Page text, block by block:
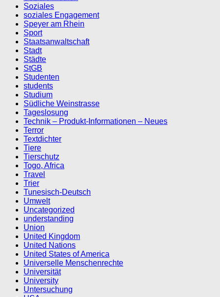
Soziales
soziales Engagement
Speyer am Rhein
Sport
Staatsanwaltschaft
Stadt
Städte
StGB
Studenten
students
Studium
Südliche Weinstrasse
Tageslosung
Technik – Produkt-Informationen – Neues
Terror
Textdichter
Tiere
Tierschutz
Togo, Africa
Travel
Trier
Tunesisch-Deutsch
Umwelt
Uncategorized
understanding
Union
United Kingdom
United Nations
United States of America
Universelle Menschenrechte
Universität
University
Untersuchung